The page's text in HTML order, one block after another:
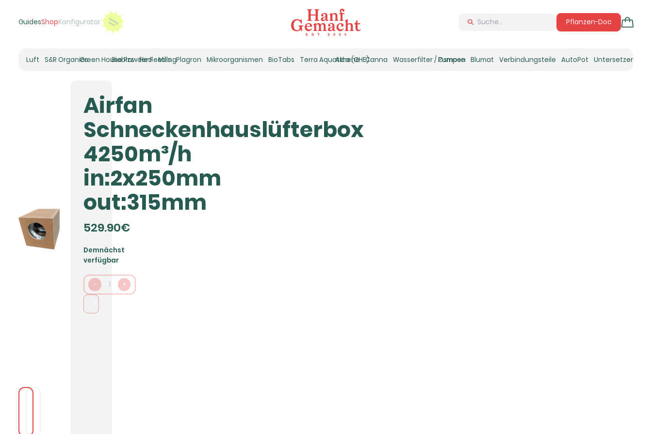
GuidesShopKonfigurator Pflanzen-Doc
Luft
Umluft-Ventilatoren
Rohrventilatoren
Luftentfeuchter
S&R OrganicsGreen House Powder Feeding
Biobizz Hesi Mills Plagron Mikroorganismen BioTabs Terra Aquatica (GHE)
Athena Canna Wasserfilter / Osmose
Pumpen Blumat Verbindungsteile AutoPot Untersetzer
Airfan
Schneckenhauslüfterbox
4250m³/h
in:2x250mm
out:315mm
529.90€
Demnächst
verfügbar
- 1 +